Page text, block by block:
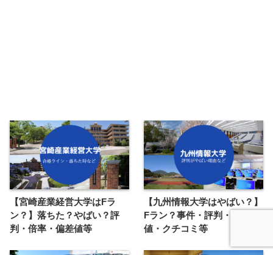
【宮崎産業経営大学はFラ
ン？】落ちた？やばい？評
判・倍率・偏差値等
【九州情報大学はやばい？】
Fラン？事件・評判・偏差
値・クチコミ等